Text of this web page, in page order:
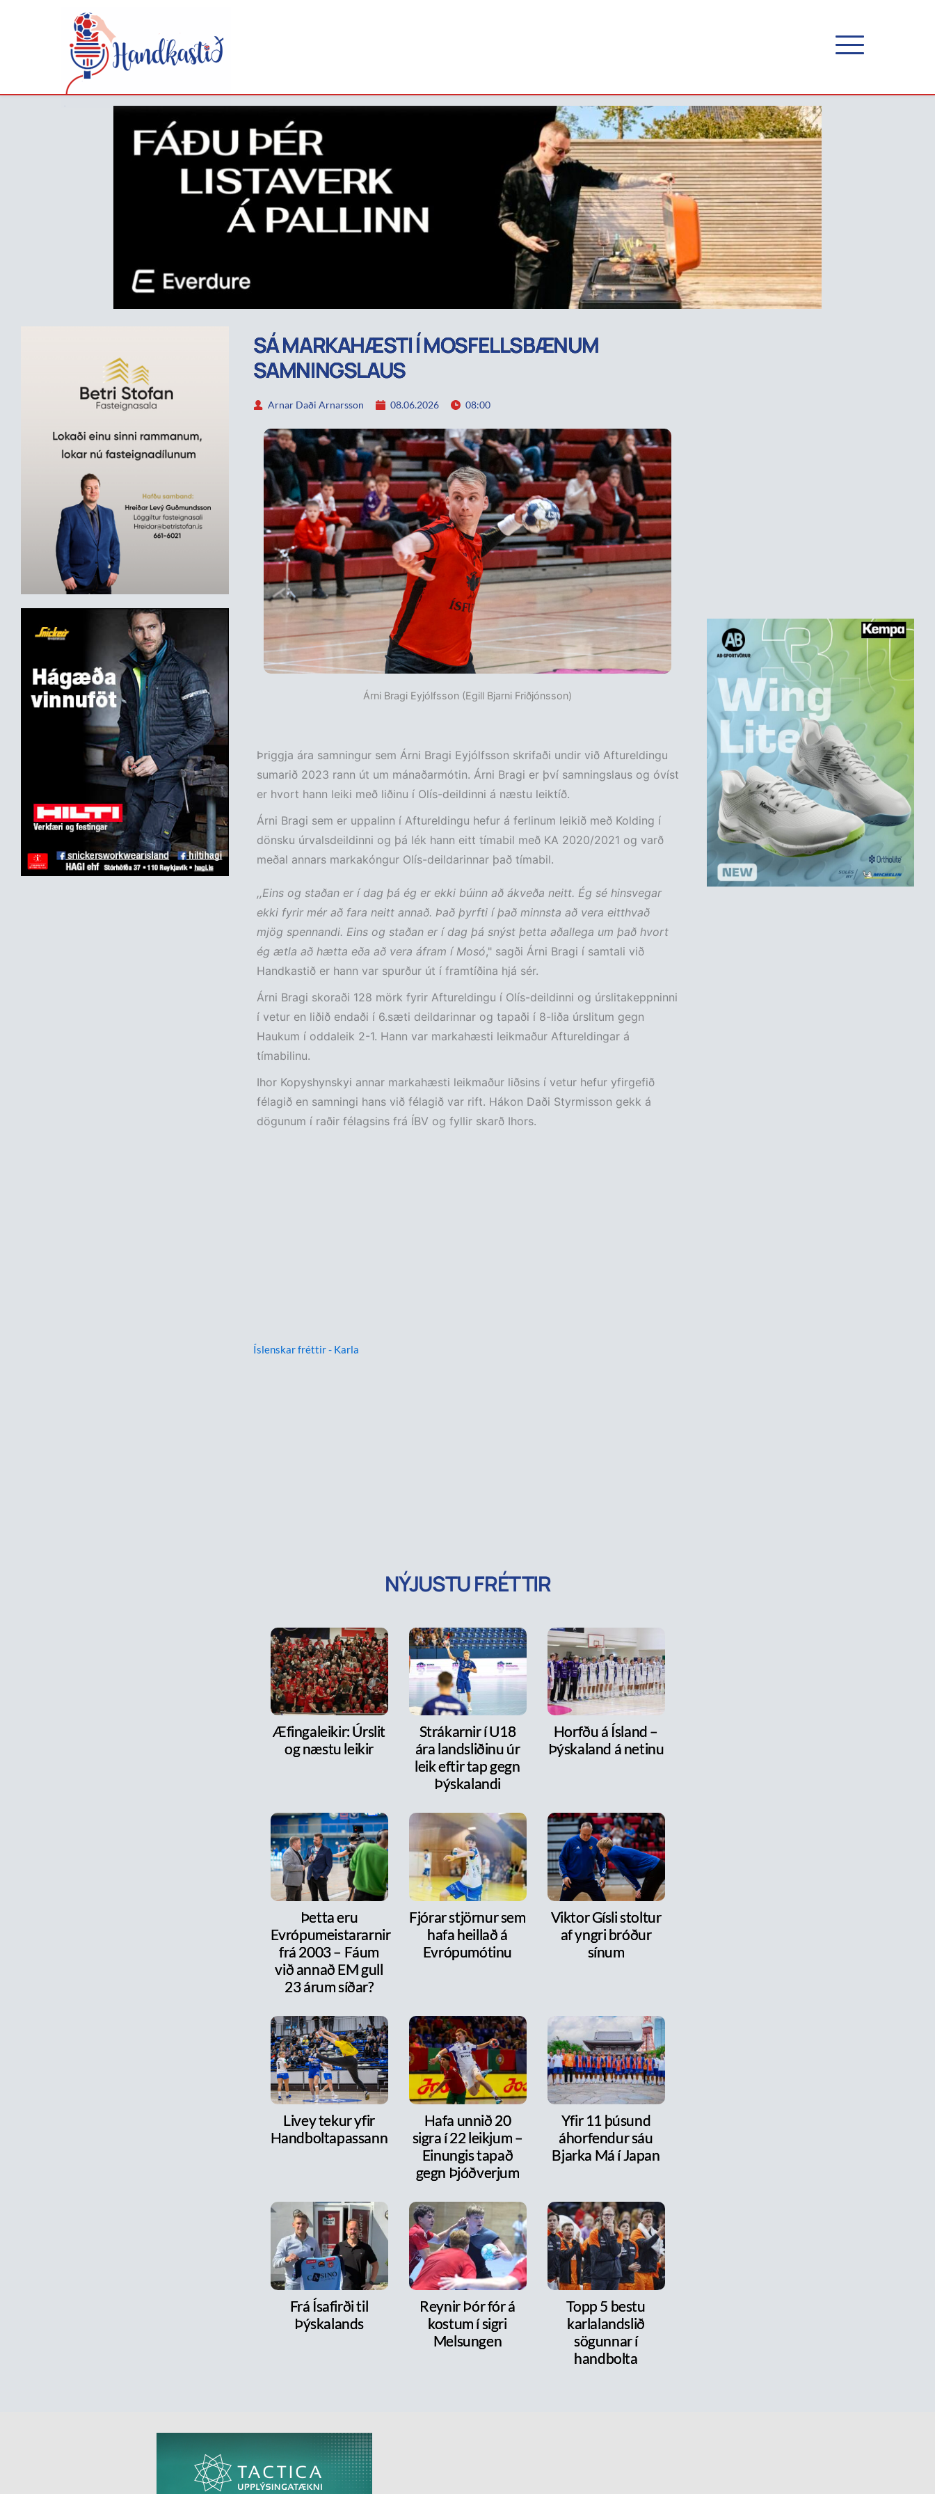
SÁ MARKAHÆSTI Í MOSFELLSBÆNUM
SAMNINGSLAUS
Arnar Daði Arnarsson 08.06.2026 08:00
Árni Bragi Eyjólfsson (Egill Bjarni Friðjónsson)
Þriggja ára samningur sem Árni Bragi Eyjólfsson skrifaði undir við Aftureldingu
sumarið 2023 rann út um mánaðarmótin. Árni Bragi er því samningslaus og óvíst
er hvort hann leiki með liðinu í Olís-deildinni á næstu leiktíð.
Árni Bragi sem er uppalinn í Aftureldingu hefur á ferlinum leikið með Kolding í
dönsku úrvalsdeildinni og þá lék hann eitt tímabil með KA 2020/2021 og varð
meðal annars markakóngur Olís-deildarinnar það tímabil.
,,Eins og staðan er í dag þá ég er ekki búinn að ákveða neitt. Ég sé hinsvegar
ekki fyrir mér að fara neitt annað. Það þyrfti í það minnsta að vera eitthvað
mjög spennandi. Eins og staðan er í dag þá snýst þetta aðallega um það hvort
ég ætla að hætta eða að vera áfram í Mosó," sagði Árni Bragi í samtali við
Handkastið er hann var spurður út í framtíðina hjá sér.
Árni Bragi skoraði 128 mörk fyrir Aftureldingu í Olís-deildinni og úrslitakeppninni
í vetur en liðið endaði í 6.sæti deildarinnar og tapaði í 8-liða úrslitum gegn
Haukum í oddaleik 2-1. Hann var markahæsti leikmaður Aftureldingar á
tímabilinu.
Ihor Kopyshynskyi annar markahæsti leikmaður liðsins í vetur hefur yfirgefið
félagið en samningi hans við félagið var rift. Hákon Daði Styrmisson gekk á
dögunum í raðir félagsins frá ÍBV og fyllir skarð Ihors.
Íslenskar fréttir - Karla
NÝJUSTU FRÉTTIR
Æfingaleikir: Úrslit
og næstu leikir
Strákarnir í U18
ára landsliðinu úr
leik eftir tap gegn
Þýskalandi
Horfðu á Ísland –
Þýskaland á netinu
Þetta eru
Evrópumeistararnir
frá 2003 – Fáum
við annað EM gull
23 árum síðar?
Fjórar stjörnur sem
hafa heillað á
Evrópumótinu
Viktor Gísli stoltur
af yngri bróður
sínum
Livey tekur yfir
Handboltapassann
Hafa unnið 20
sigra í 22 leikjum –
Einungis tapað
gegn Þjóðverjum
Yfir 11 þúsund
áhorfendur sáu
Bjarka Má í Japan
Frá Ísafirði til
Þýskalands
Reynir Þór fór á
kostum í sigri
Melsungen
Topp 5 bestu
karlalandslið
sögunnar í
handbolta